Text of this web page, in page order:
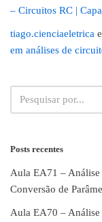
– Circuitos RC |
tiago.cienciaeletrica
em análises de
Posts recentes
Aula EA71 –
Conversão de
Aula EA70 –